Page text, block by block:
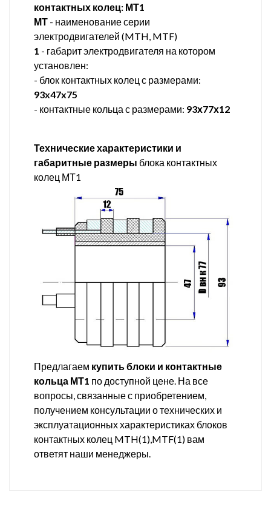
контактных колец: МТ1
МТ - наименование серии
электродвигателей (MTH, MTF)
1 - габарит электродвигателя на котором
установлен:
- блок контактных колец с размерами:
93x47x75
- контактные кольца с размерами: 93х77х12
Технические характеристики и
габаритные размеры блока контактных
колец МТ1
Предлагаем купить блоки и контактные
кольца МТ1 по доступной цене. На все
вопросы, связанные с приобретением,
получением консультации о технических и
эксплуатационных характеристиках блоков
контактных колец MTH(1),MTF(1) вам
ответят наши менеджеры.